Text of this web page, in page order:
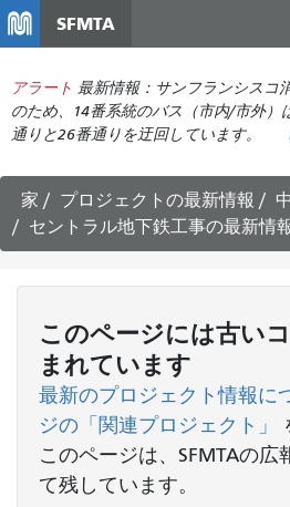
コ
ン
テ
ン
ツ
に
移
SFMTA
アラート 最新情報：サンフランシスコ
のため、14番系統のバス（市内/市外）
通りと26番通りを迂回しています。
家 プロジェクトの最新情報
セントラル地下鉄工事の最新情
このページには古い
まれています
最新のプロジェクト情報に
ジの「関連プロジェクト」
このページは、SFMTAの広
て残しています。